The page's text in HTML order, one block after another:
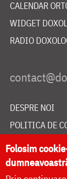
CALENDAR
WIDGET
RADIO
DESPRE NOI
POLITICA DE
DONEAZĂ
Folosim